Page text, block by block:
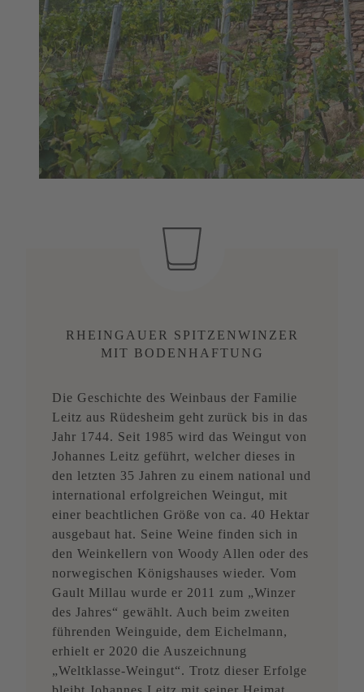
RHEINGAUER SPITZENWINZER
MIT BODENHAFTUNG
Die Geschichte des Weinbaus der Familie
Leitz aus Rüdesheim geht zurück bis in das
Jahr 1744. Seit 1985 wird das Weingut von
Johannes Leitz geführt, welcher dieses in
den letzten 35 Jahren zu einem national und
international erfolgreichen Weingut, mit
einer beachtlichen Größe von ca. 40 Hektar
ausgebaut hat. Seine Weine finden sich in
den Weinkellern von Woody Allen oder des
norwegischen Königshauses wieder. Vom
Gault Millau wurde er 2011 zum „Winzer
des Jahres“ gewählt. Auch beim zweiten
führenden Weinguide, dem Eichelmann,
erhielt er 2020 die Auszeichnung
„Weltklasse-Weingut“. Trotz dieser Erfolge